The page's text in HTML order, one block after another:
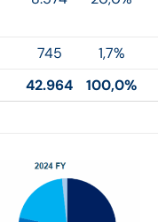
745
1,7%
42.964
100,0%